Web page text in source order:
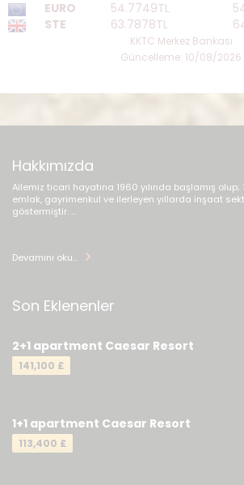
EURO
54.7749TL
STE
63.7878TL
KKTC Merkez Bankası
Güncelleme: 10/08/2026
Hakkımızda
Ailemiz ticari hayatına 1960 yılında başlamış olup;
emlak, gayrimenkul ve ilerleyen yıllarda inşaat
göstermiştir. ...
Devamını oku...
Son Eklenenler
2+1 apartment Caesar Resort
141,100 £
1+1 apartment Caesar Resort
113,400 £